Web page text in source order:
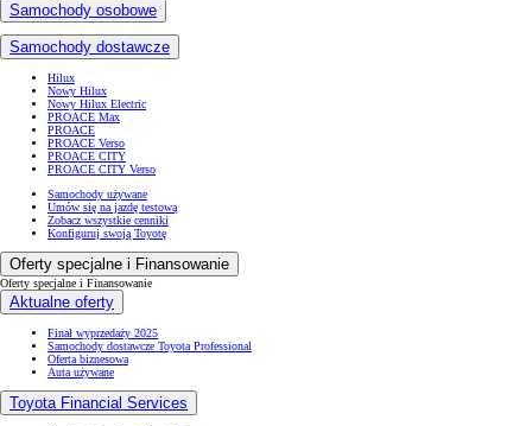
Samochody osobowe
Samochody dostawcze
Hilux
Nowy Hilux
Nowy Hilux Electric
PROACE Max
PROACE
PROACE Verso
PROACE CITY
PROACE CITY Verso
Samochody używane
Umów się na jazdę testową
Zobacz wszystkie cenniki
Konfiguruj swoją Toyotę
Oferty specjalne i Finansowanie
Oferty specjalne i Finansowanie
Aktualne oferty
Finał wyprzedaży 2025
Samochody dostawcze Toyota Professional
Oferta biznesowa
Auta używane
Toyota Financial Services